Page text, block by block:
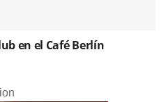
en el Café Berlín